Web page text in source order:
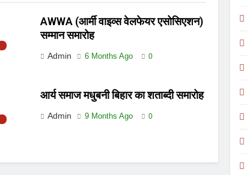
AWWA (आर्मी वाइव्स वेलफेयर एसोसिएशन)
सम्मान समारोह
Admin 6 Months Ago 0
आर्य समाज मधुबनी बिहार का शताब्दी समारोह
Admin 9 Months Ago 0